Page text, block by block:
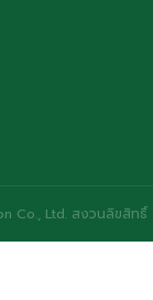
Co., Ltd. สงวนลิขสิทธิ์